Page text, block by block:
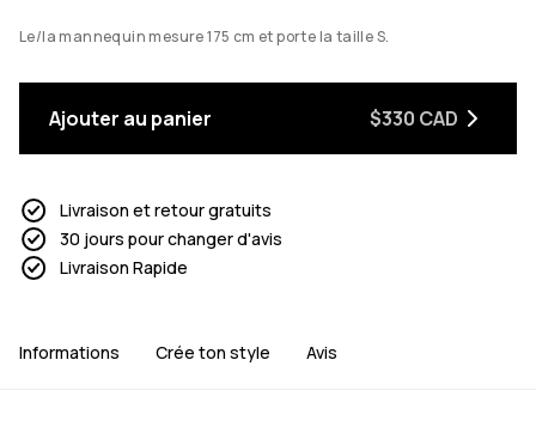
Le/la mannequin mesure 175 cm et porte la taille S.
Ajouter au panier $330 CAD
Livraison et retour gratuits
30 jours pour changer d'avis
Livraison Rapide
Informations Crée ton style Avis